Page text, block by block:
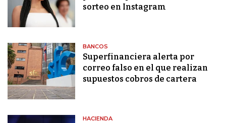
sorteo en Instagram
BANCOS
Superfinanciera alerta por
correo falso en el que realizan
supuestos cobros de cartera
HACIENDA